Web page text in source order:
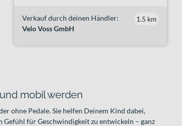
Verkauf durch deinen Händler:
Velo Voss GmbH
1.5 km
mobil werden
ohne Pedale. Sie helfen Deinem Kind dabei,
für Geschwindigkeit zu entwickeln – ganz